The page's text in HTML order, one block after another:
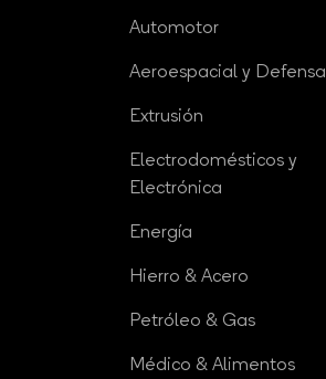
Automotor
Aeroespacial y Defensa
Extrusión
Electrodomésticos y
Electrónica
Energía
Hierro & Acero
Petróleo & Gas
Médico & Alimentos